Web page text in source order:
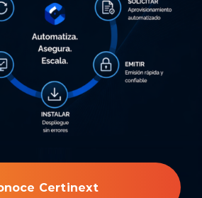
Contacto
Comienza a Facturar y Firmar
hoy mismo!